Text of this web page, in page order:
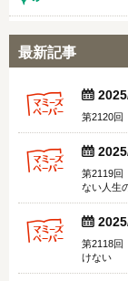
最新記事
 
第2120回
 
第2119回
ない人生
 
第2118回
けない